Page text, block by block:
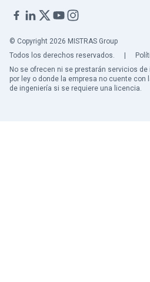
© Copyright 2026 MISTRAS Group
Todos los derechos reservados.
No se ofrecen ni se prestarán servicios
por ley o donde la empresa no cuente
de ingeniería si se requiere una licencia.